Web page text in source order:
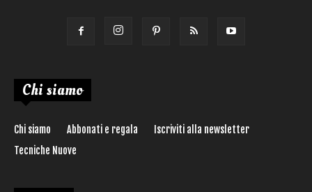
Chi siamo
Chi siamo Abbonati e regala
Iscriviti alla newsletter
Tecniche Nuove